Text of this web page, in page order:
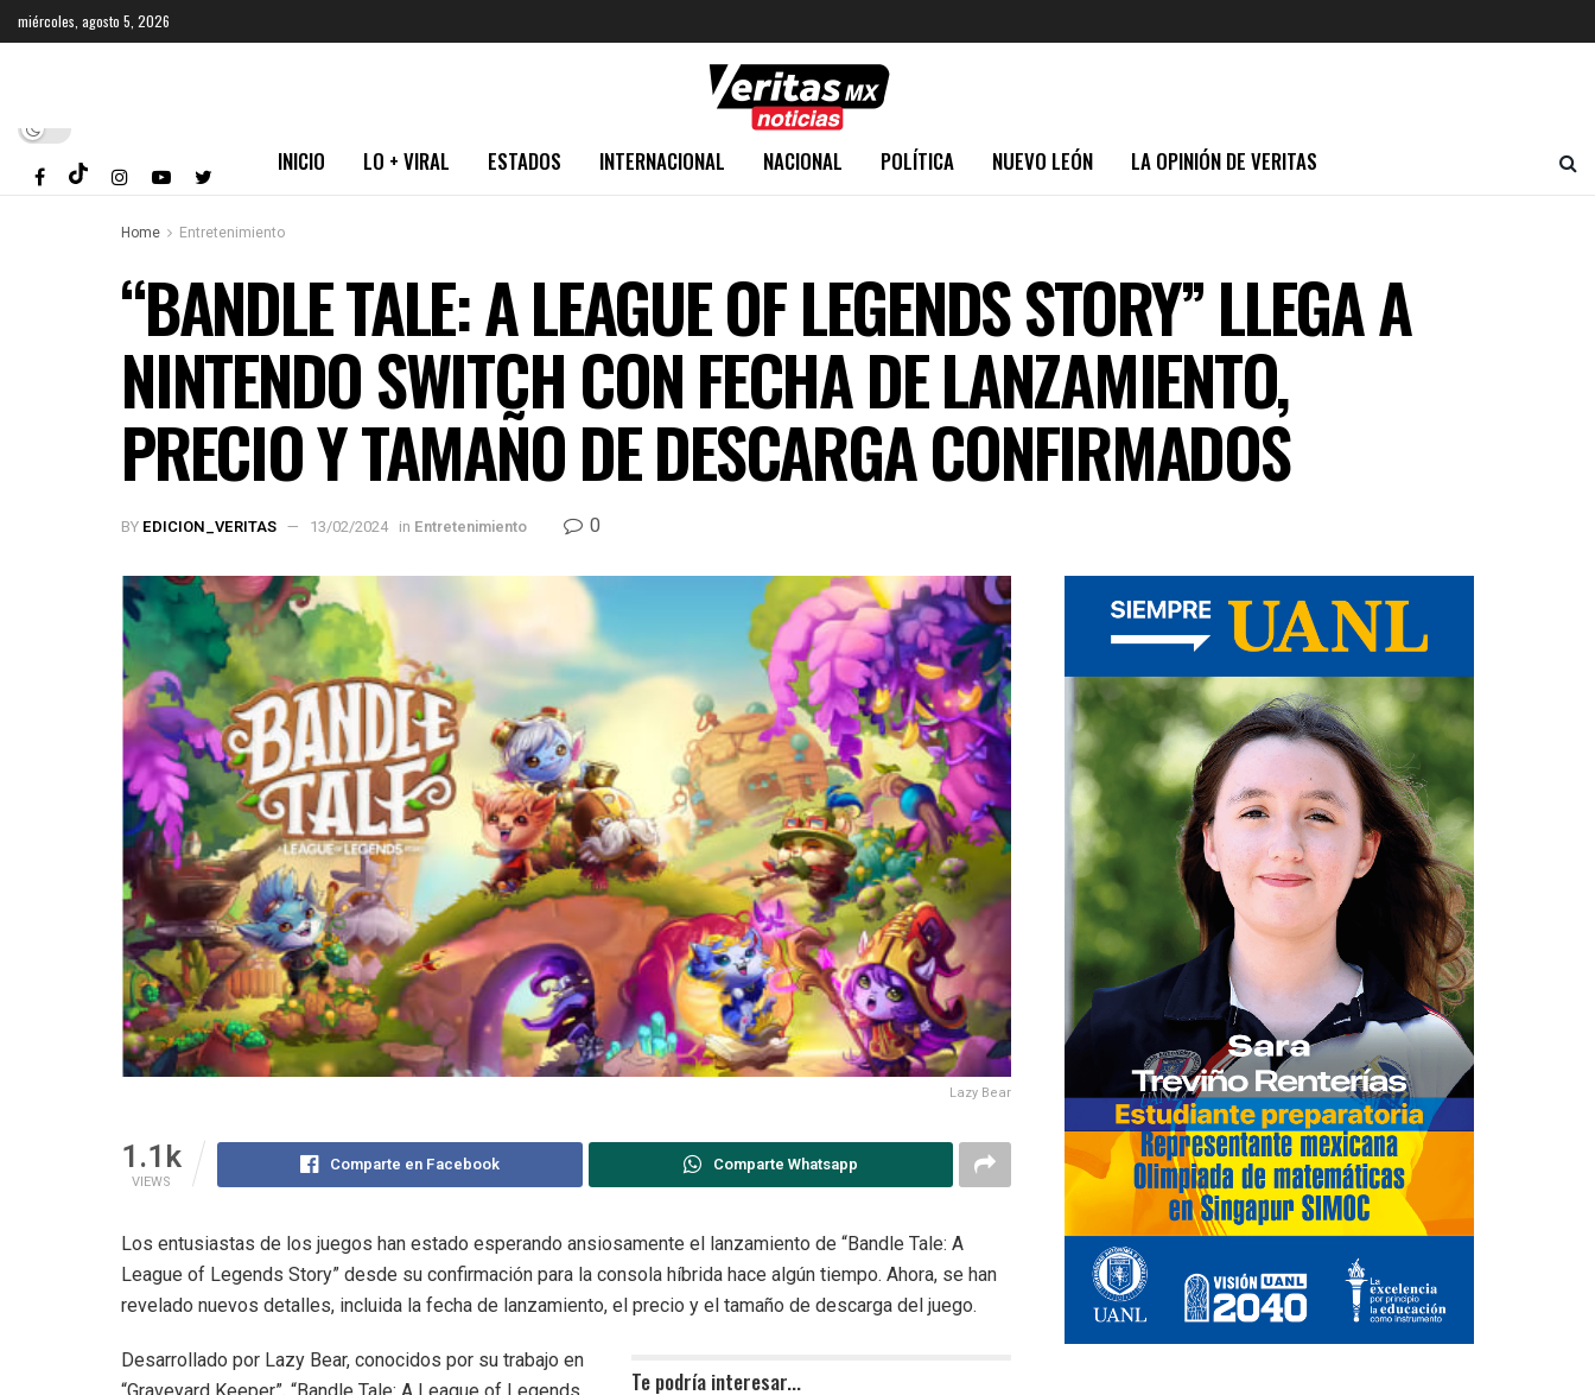
miércoles, agosto 5, 2026
INICIO LO + VIRAL ESTADOS INTERNACIONAL NACIONAL POLÍTICA NUEVO LEÓN LA OPINIÓN DE VERITAS
Home Entretenimiento
“BANDLE TALE: A LEAGUE OF LEGENDS STORY” LLEGA A
NINTENDO SWITCH CON FECHA DE LANZAMIENTO,
PRECIO Y TAMAÑO DE DESCARGA CONFIRMADOS
BY EDICION_VERITAS 13/02/2024 in Entretenimiento 0
Lazy Bear
1.1k
VIEWS
Comparte en Facebook Comparte Whatsapp
Los entusiastas de los juegos han estado esperando ansiosamente el lanzamiento de “Bandle Tale: A
League of Legends Story” desde su confirmación para la consola híbrida hace algún tiempo. Ahora, se han
revelado nuevos detalles, incluida la fecha de lanzamiento, el precio y el tamaño de descarga del juego.
Te podría interesar...
Desarrollado por Lazy Bear, conocidos por su trabajo en